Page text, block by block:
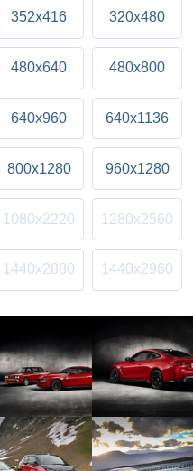
352x416 320x480
480x640 480x800
640x960 640x1136
800x1280 960x1280
1080x2220 1280x2560
1440x2880 1440x2960